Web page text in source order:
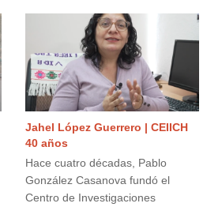
Jahel López Guerrero | CEIICH
40 años
Hace cuatro décadas, Pablo
González Casanova fundó el
Centro de Investigaciones